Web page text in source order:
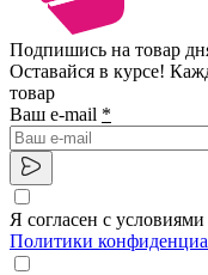
Подпишись на товар
Оставайся в курсе!
товар
Ваш e-mail *
Я согласен с условиями
Политики